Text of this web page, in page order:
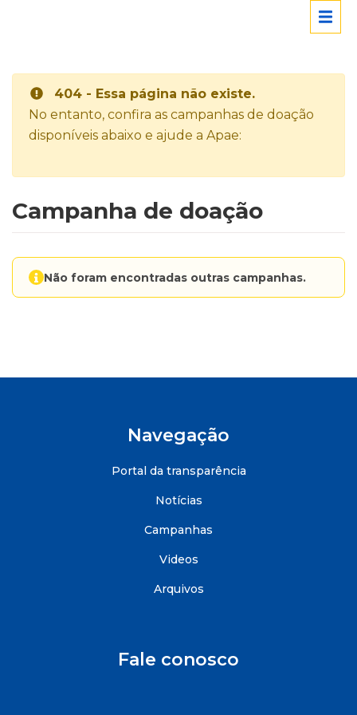
404 - Essa página não existe.
No entanto, confira as campanhas de doação
disponíveis abaixo e ajude a Apae:
Campanha de doação
Não foram encontradas outras campanhas.
Navegação
Portal da transparência
Notícias
Campanhas
Videos
Arquivos
Fale conosco